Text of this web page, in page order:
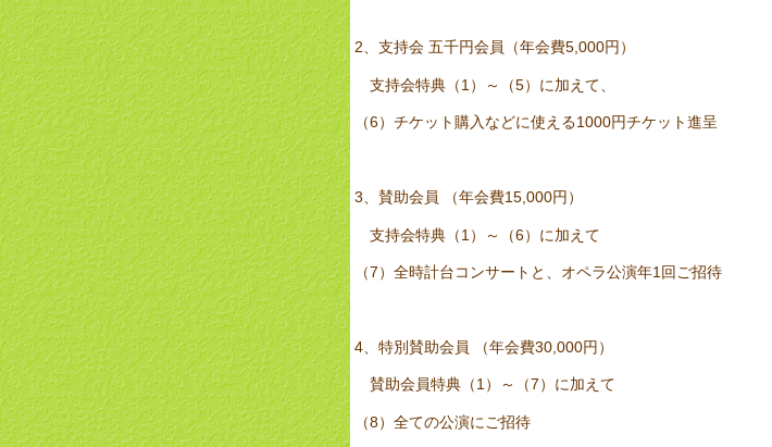
2、支持会 五千円会員（年会費5,000円）
支持会特典（1）～（5）に加えて、
（6）チケット購入などに使える1000円チケット進呈
3、賛助会員 （年会費15,000円）
支持会特典（1）～（6）に加えて
（7）全時計台コンサートと、オペラ公演年1回ご招待
4、特別賛助会員 （年会費30,000円）
賛助会員特典（1）～（7）に加えて
（8）全ての公演にご招待